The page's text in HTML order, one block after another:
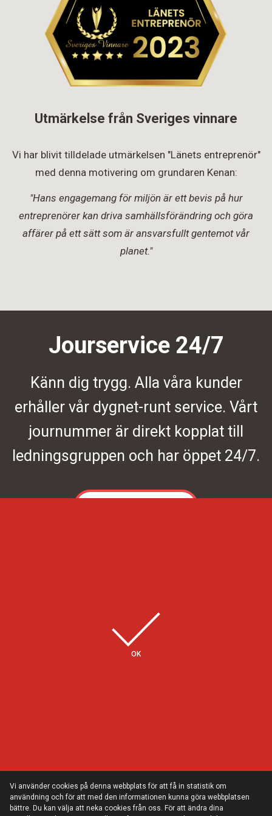
Utmärkelse från Sveriges vinnare
Vi har blivit tilldelade utmärkelsen "Länets entreprenör"
med denna motivering om grundaren Kenan:
"Hans engagemang för miljön är ett bevis på hur
entreprenörer kan driva samhällsförändring och göra
affärer på ett sätt som är ansvarsfullt gentemot vår
planet."
Jourservice 24/7
Känn dig trygg. Alla våra kunder
erhåller vår dygnet-runt service. Vårt
journummer är direkt kopplat till
ledningsgruppen och har öppet 24/7.
Några av våra kunder
Vi använder cookies på denna webbplats för att få in statistik om
användning och för att med den informationen kunna göra webbplatsen
bättre. Du kan välja att neka cookies från oss. För att ändra dina
OK